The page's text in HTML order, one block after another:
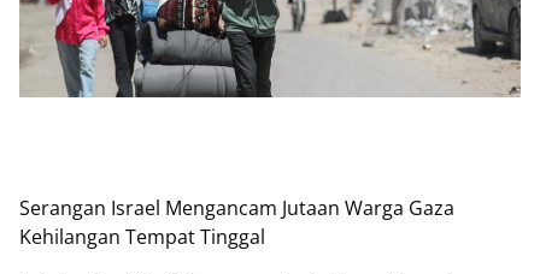
Serangan Israel Mengancam Jutaan Warga Gaza
Kehilangan Tempat Tinggal